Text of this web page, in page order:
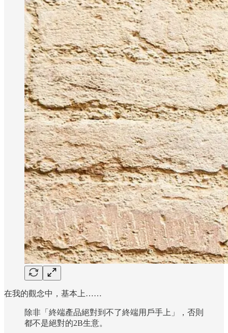
在我的觀念中，基本上……
除非「終端產品絕對到不了終端用戶手上」，否則
都不是絕對的2B生意。